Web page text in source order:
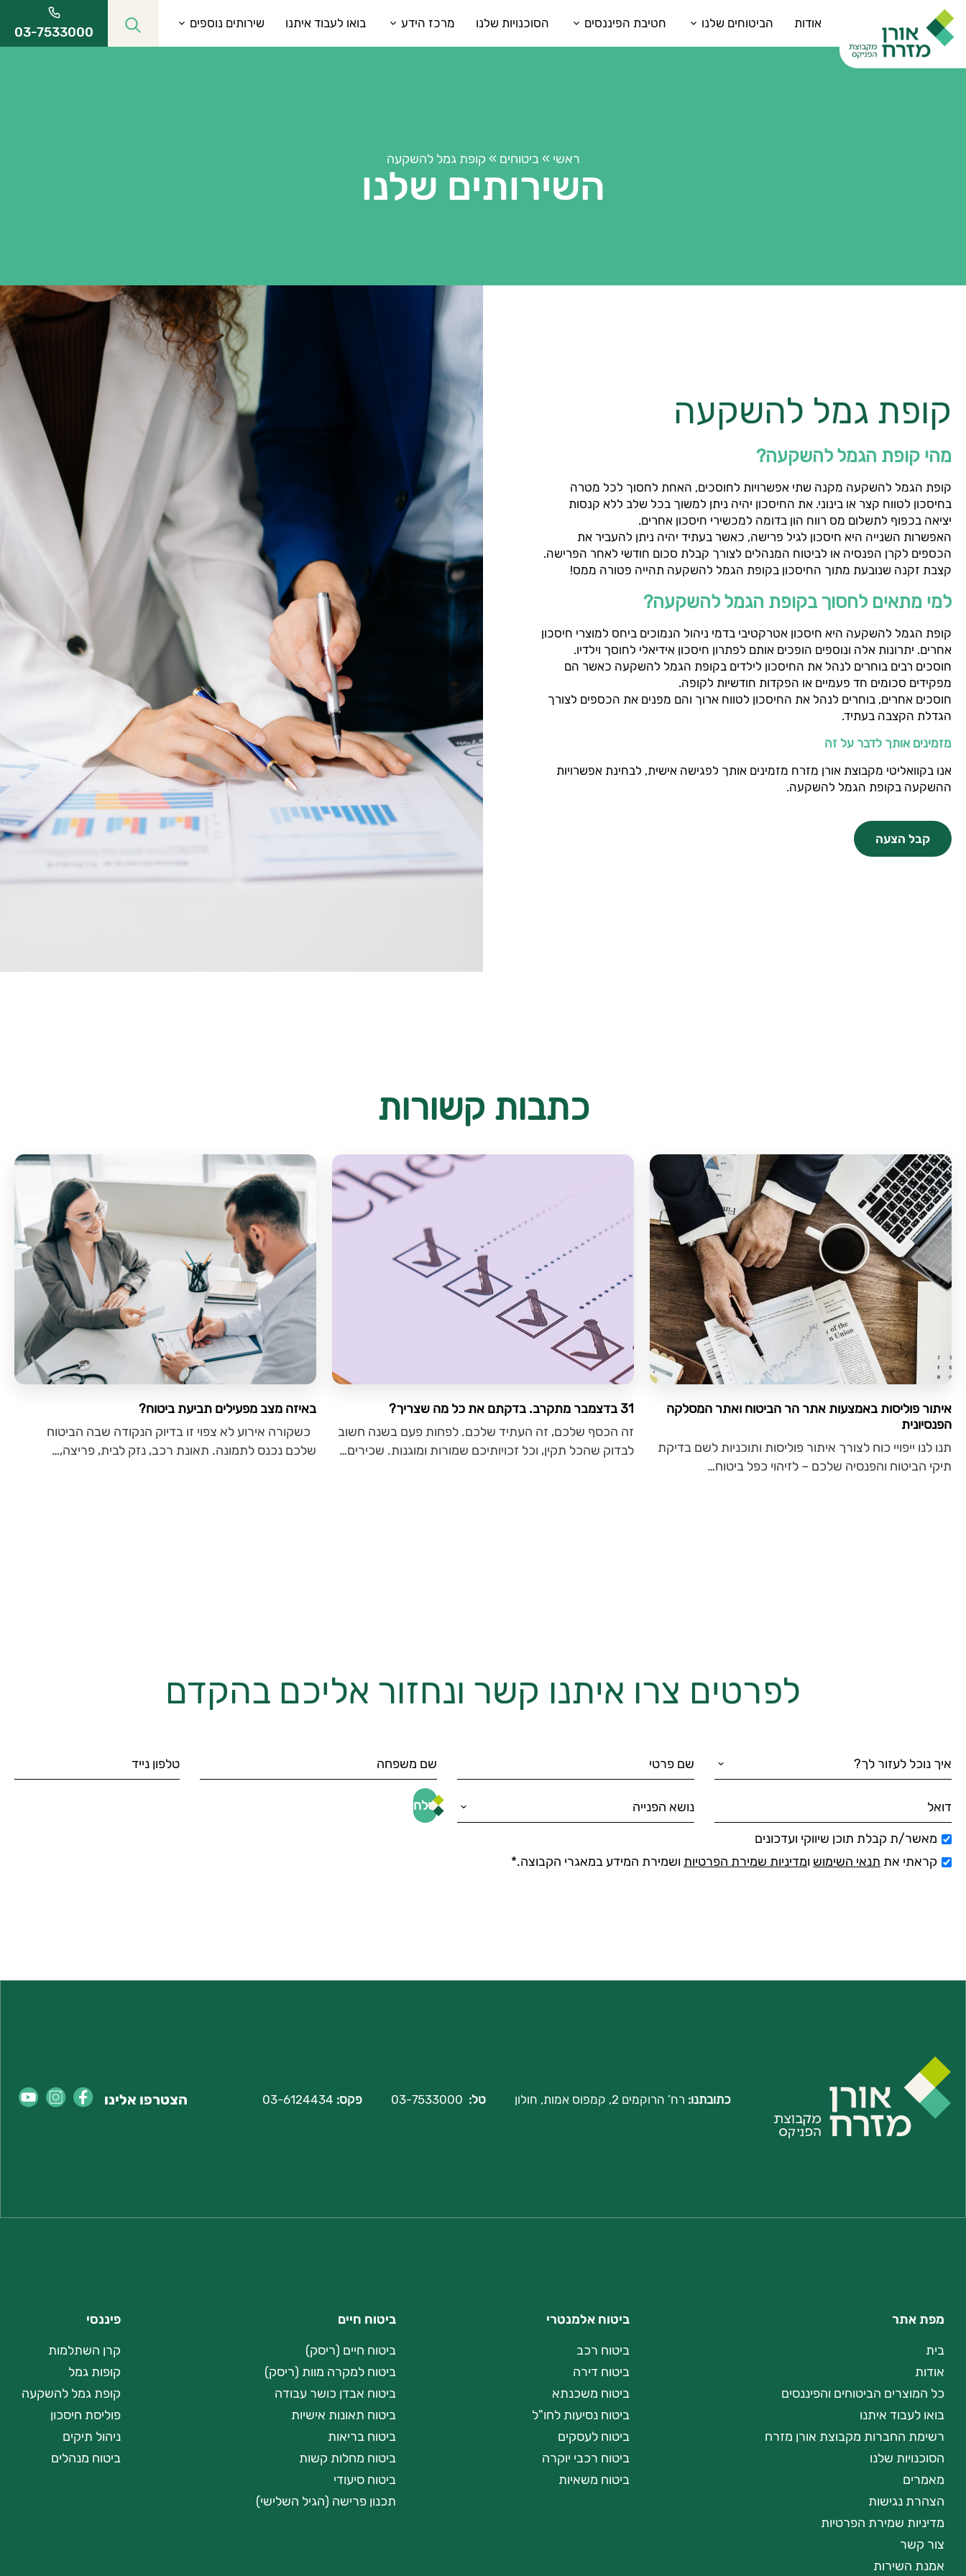
אודות הביטוחים שלנו חטיבת הפיננסים הסוכנויות שלנו מרכז הידע בואו לעבוד איתנו שירותים נוספים
03-7533000
ראשי »ביטוחים » קופת גמל להשקעה
השירותים שלנו
קופת גמל להשקעה
מהי קופת הגמל להשקעה?
קופת הגמל להשקעה מקנה שתי אפשרויות לחוסכים, האחת לחסוך לכל מטרה
בחיסכון לטווח קצר או בינוני. את החיסכון יהיה ניתן למשוך בכל שלב ללא קנסות
יציאה בכפוף לתשלום מס רווח הון בדומה למכשירי חיסכון אחרים.
האפשרות השנייה היא חיסכון לגיל פרישה, כאשר בעתיד יהיה ניתן להעביר את
הכספים לקרן הפנסיה או לביטוח המנהלים לצורך קבלת סכום חודשי לאחר הפרישה.
קצבת זקנה שנובעת מתוך החיסכון בקופת הגמל להשקעה תהייה פטורה ממס!
למי מתאים לחסוך בקופת הגמל להשקעה?
קופת הגמל להשקעה היא חיסכון אטרקטיבי בדמי ניהול הנמוכים ביחס למוצרי חיסכון
אחרים. יתרונות אלה ונוספים הופכים אותם לפתרון חיסכון אידיאלי לחוסך וילדיו.
חוסכים רבים בוחרים לנהל את החיסכון לילדים בקופת הגמל להשקעה כאשר הם
מפקידים סכומים חד פעמיים או הפקדות חודשיות לקופה.
חוסכים אחרים, בוחרים לנהל את החיסכון לטווח ארוך והם מפנים את הכספים לצורך
הגדלת הקצבה בעתיד.
מזמינים אותך לדבר על זה
אנו בקוואליטי מקבוצת אורן מזרח מזמינים אותך לפגישה אישית, לבחינת אפשרויות
ההשקעה בקופת הגמל להשקעה.
קבל הצעה
כתבות קשורות
איתור פוליסות באמצעות אתר הר הביטוח ואתר המסלקה
הפנסיונית
תנו לנו ייפויי כוח לצורך איתור פוליסות ותוכניות לשם בדיקת
תיקי הביטוח והפנסיה שלכם – לזיהוי כפל ביטוח…
31 בדצמבר מתקרב. בדקתם את כל מה שצריך?
זה הכסף שלכם, זה העתיד שלכם. לפחות פעם בשנה חשוב
לבדוק שהכל תקין, וכל זכויותיכם שמורות ומוגנות. שכירים…
באיזה מצב מפעילים תביעת ביטוח?
כשקורה אירוע לא צפוי זו בדיוק הנקודה שבה הביטוח
שלכם נכנס לתמונה. תאונת רכב, נזק לבית, פריצה,…
לפרטים צרו איתנו קשר ונחזור אליכם בהקדם
מאשר/ת קבלת תוכן שיווקי ועדכונים
קראתי את תנאי השימוש ומדיניות שמירת הפרטיות ושמירת המידע במאגרי הקבוצה.*
כתובתנו: רח’ הרוקמים 2, קמפוס אמות, חולון טל: 03-7533000 פקס: הצטרפו אלינו
מפת אתר
בית
אודות
כל המוצרים הביטוחים והפיננסים
בואו לעבוד איתנו
רשימת החברות מקבוצת אורן מזרח
הסוכנויות שלנו
מאמרים
הצהרת נגישות
מדיניות שמירת הפרטיות
צור קשר
אמנת השירות
ביטוח אלמנטרי
ביטוח רכב
ביטוח דירה
ביטוח משכנתא
ביטוח נסיעות לחו"ל
ביטוח לעסקים
ביטוח רכבי יוקרה
ביטוח משאיות
ביטוח חיים
ביטוח חיים (ריסק)
ביטוח למקרה מוות (ריסק)
ביטוח אבדן כושר עבודה
ביטוח תאונות אישיות
ביטוח בריאות
ביטוח מחלות קשות
ביטוח סיעודי
תכנון פרישה (הגיל השלישי)
פיננסי
קרן השתלמות
קופות גמל
קופת גמל להשקעה
פוליסת חיסכון
ניהול תיקים
ביטוח מנהלים